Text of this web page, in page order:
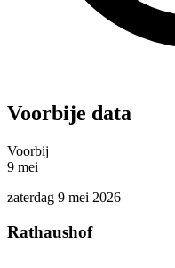
Voorbije data
Voorbij
9 mei
zaterdag 9 mei 2026
Rathaushof